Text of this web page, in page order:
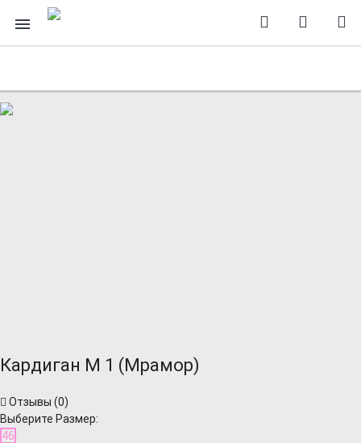
Кардиган М 1 (Мрамор)
Отзывы (0)
Выберите Размер:
46